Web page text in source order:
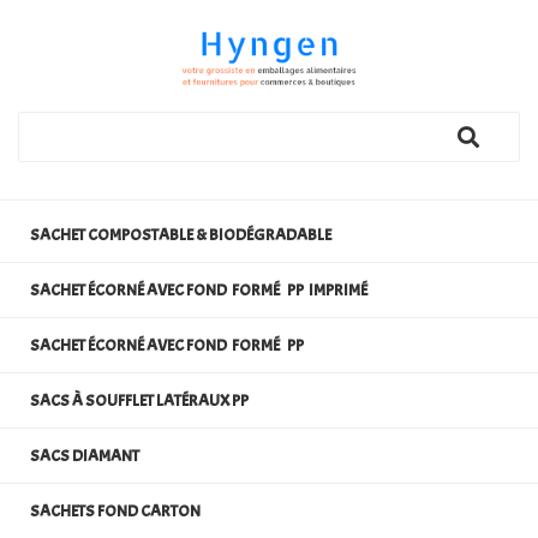
SACHET COMPOSTABLE & BIODÉGRADABLE
SACHET ÉCORNÉ AVEC FOND FORMÉ PP IMPRIMÉ
SACHET ÉCORNÉ AVEC FOND FORMÉ PP
SACS À SOUFFLET LATÉRAUX PP
SACS DIAMANT
SACHETS FOND CARTON